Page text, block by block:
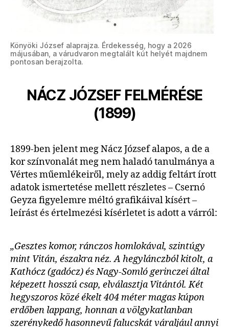
Könyöki József alaprajza. Érdekesség, hogy a 2026
májusában, a várudvaron megtalált kút helyét majdnem
pontosan berajzolta.
NÁCZ JÓZSEF FELMÉRÉSE
(1899)
1899-ben jelent meg Nácz József alapos, a de a
kor színvonalát meg nem haladó tanulmánya a
Vértes műemlékeiről, mely az addig feltárt írott
adatok ismertetése mellett részletes – Csernó
Geyza figyelemre méltó grafikáival kísért –
leírást és értelmezési kísérletet is adott a várról:
„Gesztes komor, ránczos homlokával, szintúgy
mint Vitán, északra néz. A hegylánczból kitolt, a
Kathócz (gadócz) és Nagy-Somló gerinczei által
képezett hosszú csap, elválasztja Vitántól. Két
hegyszoros közé ékelt 404 méter magas kúpon
erdőben lappang, honnan a völgykatlanban
szerénykedő hasonnevű falucskát váraljául annyi